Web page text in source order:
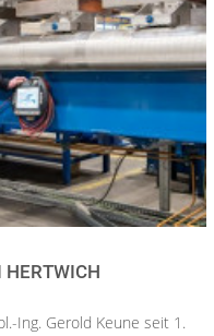
HERTWICH
Ing. Gerold Keune seit 1.